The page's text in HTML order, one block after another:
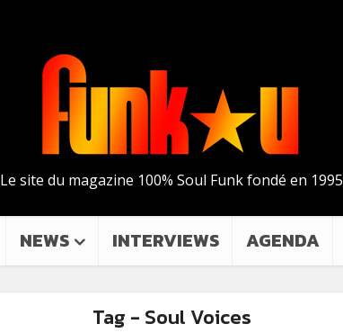
Le site du magazine 100% Soul Funk fondé en 1995
NEWS INTERVIEWS AGENDA
Tag - Soul Voices